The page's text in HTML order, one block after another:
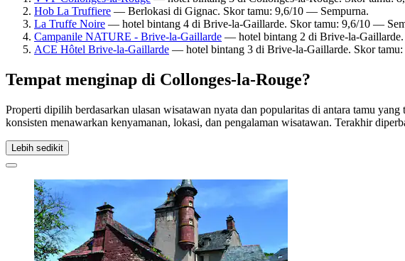
Hob La Truffiere — Berlokasi di Gignac. Skor tamu: 9,6/10 — Sempurna.
La Truffe Noire — hotel bintang 4 di Brive-la-Gaillarde. Skor tamu: 9,6/10 —
Campanile NATURE - Brive-la-Gaillarde — hotel bintang 2 di Brive-la-
ACE Hôtel Brive-la-Gaillarde — hotel bintang 3 di Brive-la-Gaillarde. Skor
Tempat menginap di Collonges-la-Rouge?
Properti dipilih berdasarkan ulasan wisatawan nyata dan popularitas di antara tamu
konsisten menawarkan kenyamanan, lokasi, dan pengalaman wisatawan. Terakhir
Lebih sedikit